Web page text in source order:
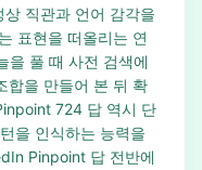
직관과 언어 감각을
표현을 떠올리는 연
을 풀 때 사전 검색에
합을 만들어 본 뒤 확
724 답 역시 단
을 인식하는 능력을
Pinpoint 답 전반에